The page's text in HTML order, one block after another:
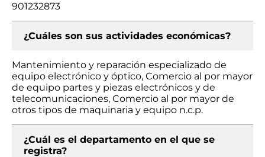
901232873
¿Cuáles son sus actividades económicas?
Mantenimiento y reparación especializado de
equipo electrónico y óptico, Comercio al por mayor
de equipo partes y piezas electrónicos y de
telecomunicaciones, Comercio al por mayor de
otros tipos de maquinaria y equipo n.c.p.
¿Cuál es el departamento en el que se
registra?